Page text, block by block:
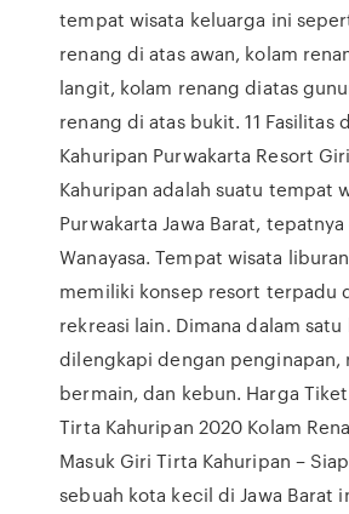
tempat wisata keluarga ini
renang di atas awan, kolam
langit, kolam renang diatas
renang di atas bukit. 11 Fasilitas
Kahuripan Purwakarta Resort
Kahuripan adalah suatu tempat
Purwakarta Jawa Barat,
Wanayasa. Tempat wisata
memiliki konsep resort terpadu
rekreasi lain. Dimana dalam satu
dilengkapi dengan penginapan,
bermain, dan kebun. Harga
Tirta Kahuripan 2020 Kolam
Masuk Giri Tirta Kahuripan –
sebuah kota kecil di Jawa Barat